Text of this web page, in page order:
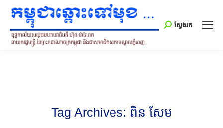
Search:
ស្វែងរក
Tag Archives: ពិន សែម